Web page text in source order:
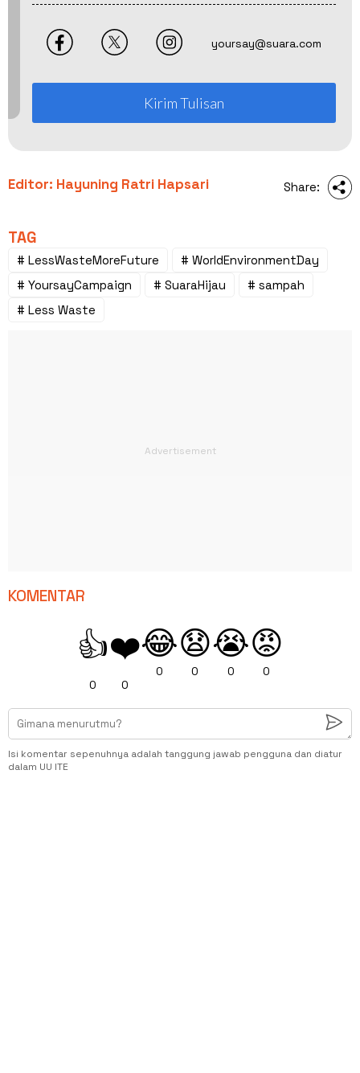
yoursay@suara.com
Kirim Tulisan
Editor: Hayuning Ratri Hapsari Share:
TAG
# LessWasteMoreFuture
# WorldEnvironmentDay
# YoursayCampaign
# SuaraHijau
# sampah
# Less Waste
KOMENTAR
👍
0
❤️
0
😂
0
😧
0
😭
0
😡
0
Isi komentar sepenuhnya adalah tanggung jawab pengguna dan diatur
dalam UU ITE